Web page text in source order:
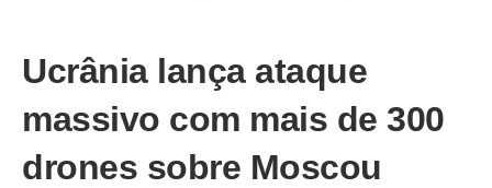
Ucrânia lança ataque
massivo com mais de 300
drones sobre Moscou